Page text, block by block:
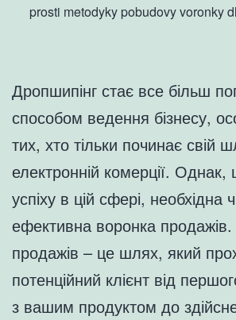
prosti metodyky pobudovy voronky
Дропшипінг стає все більш
способом ведення бізнесу,
тих, хто тільки починає свій
електронній комерції. Однак,
успіху в цій сфері, необхідна
ефективна воронка
продажів – це шлях, який
потенційний клієнт від
з вашим продуктом до